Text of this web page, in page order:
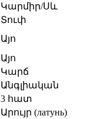
Կարմիր/Սև
Տուփ
Այո
Այո
Կարճ
Անգլիական
3 հատ
Արույր (латунь)